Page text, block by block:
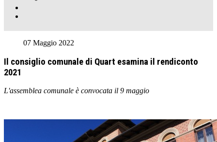
07 Maggio 2022
Il consiglio comunale di Quart esamina il rendiconto
2021
L'assemblea comunale è convocata il 9 maggio